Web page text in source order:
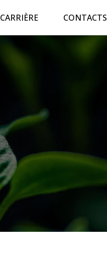
CARRIÈRE CONTACTS